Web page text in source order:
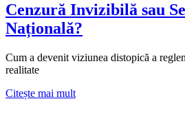
Cenzură Invizibilă sau
Națională?
Cum a devenit viziunea distopică a
realitate
Citește mai multabout Cenzură Invizibilă